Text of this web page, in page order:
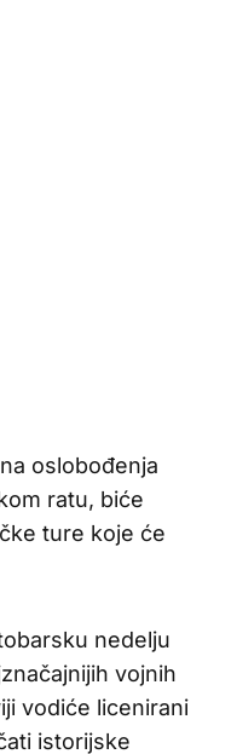
oslobođenja
ratu, biće
ture koje će
nedelju
vojnih
vodiće licenirani
istorijske